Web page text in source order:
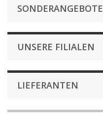
SONDERANGEBOTE
UNSERE FILIALEN
LIEFERANTEN